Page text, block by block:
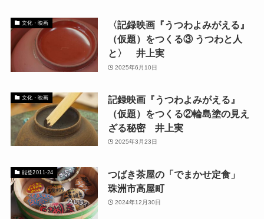
文化・映画
〈記録映画『うつわよみがえる』
（仮題）をつくる③ うつわと人
と〉 井上実
2025年6月10日
文化・映画
記録映画『うつわよみがえる』
（仮題）をつくる②輪島塗の見え
ざる秘密 井上実
2025年3月23日
能登2011-24
つばき茶屋の「でまかせ定食」
珠洲市高屋町
2024年12月30日